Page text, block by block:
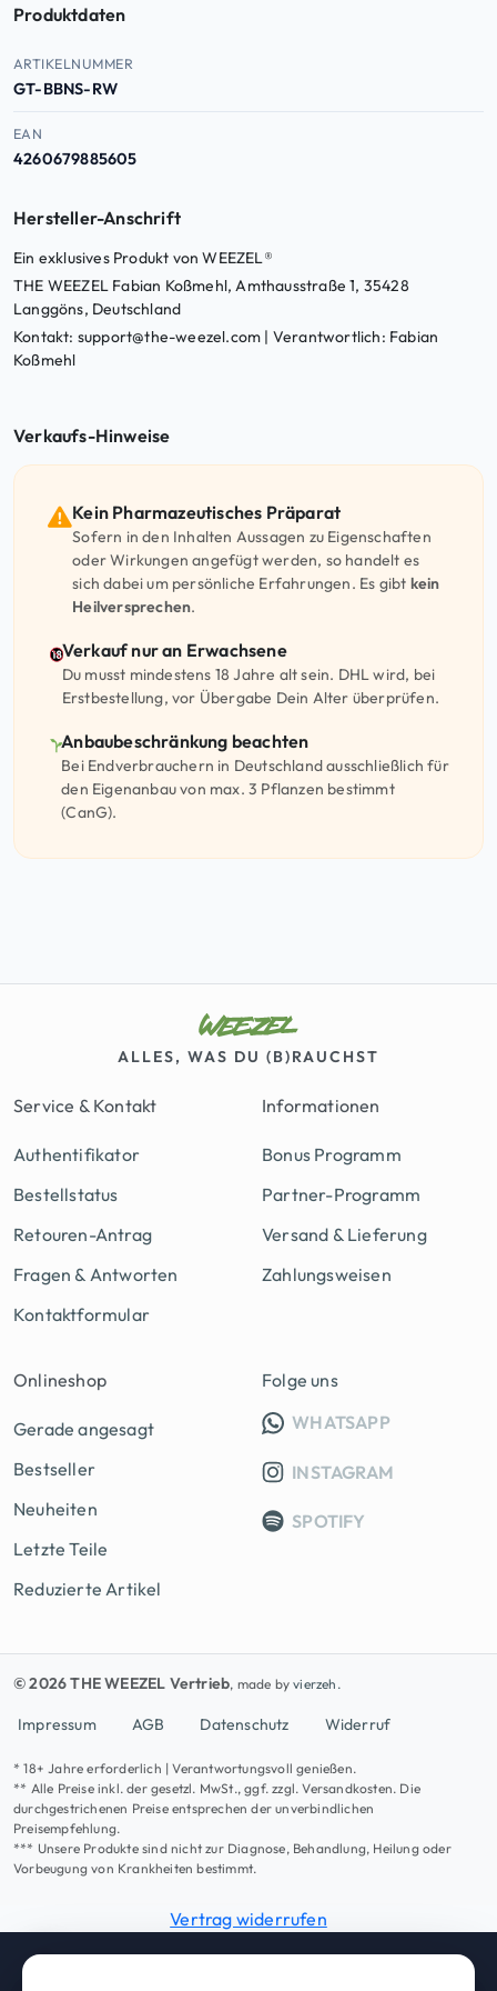
Produktdaten
ARTIKELNUMMER
GT-BBNS-RW
EAN
4260679885605
Hersteller-Anschrift
Ein exklusives Produkt von WEEZEL®
THE WEEZEL Fabian Koßmehl, Amthausstraße 1, 35428
Langgöns, Deutschland
Kontakt: support@the-weezel.com | Verantwortlich: Fabian
Koßmehl
Verkaufs-Hinweise
Kein Pharmazeutisches Präparat
Sofern in den Inhalten Aussagen zu Eigenschaften
oder Wirkungen angefügt werden, so handelt es
sich dabei um persönliche Erfahrungen. Es gibt kein
Heilversprechen.
Verkauf nur an Erwachsene
Du musst mindestens 18 Jahre alt sein. DHL wird, bei
Erstbestellung, vor Übergabe Dein Alter überprüfen.
Anbaubeschränkung beachten
Bei Endverbrauchern in Deutschland ausschließlich für
den Eigenanbau von max. 3 Pflanzen bestimmt
(CanG).
ALLES, WAS DU (B)RAUCHST
Service & Kontakt
Authentifikator
Bestellstatus
Retouren-Antrag
Fragen & Antworten
Kontaktformular
Informationen
Bonus Programm
Partner-Programm
Versand & Lieferung
Zahlungsweisen
Onlineshop
Gerade angesagt
Bestseller
Neuheiten
Letzte Teile
Reduzierte Artikel
Folge uns
WHATSAPPINFO
INSTAGRAM
SPOTIFY
© 2026 THE WEEZEL Vertrieb, made byvierzeh.
Impressum AGB Datenschutz Widerruf
* 18+ Jahre erforderlich | Verantwortungsvoll genießen.
** Alle Preise inkl. der gesetzl. MwSt., ggf. zzgl. Versandkosten. Die
durchgestrichenen Preise entsprechen der unverbindlichen
Preisempfehlung.
*** Unsere Produkte sind nicht zur Diagnose, Behandlung, Heilung oder
Vorbeugung von Krankheiten bestimmt.
Vertrag widerrufen